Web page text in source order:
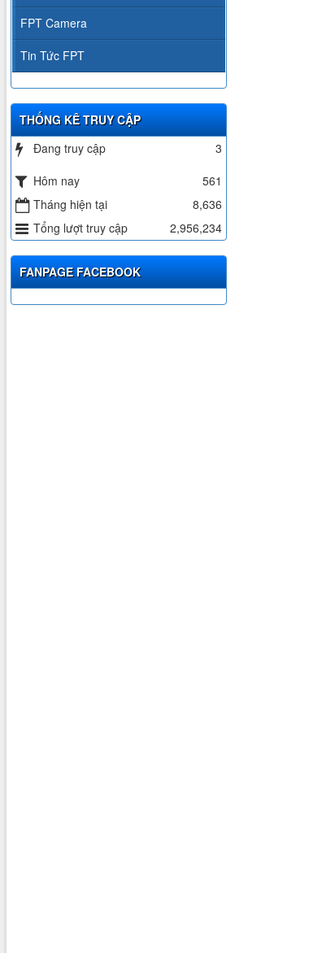
FPT Camera
Tin Tức FPT
THỐNG KÊ TRUY CẬP
Đang truy cập
3
Hôm nay
561
Tháng hiện tại
8,636
Tổng lượt truy cập
2,956,234
FANPAGE FACEBOOK